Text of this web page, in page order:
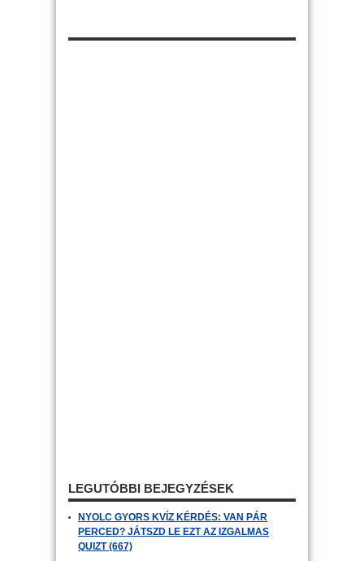
LEGUTÓBBI BEJEGYZÉSEK
NYOLC GYORS KVÍZ KÉRDÉS: VAN PÁR
PERCED? JÁTSZD LE EZT AZ IZGALMAS
QUIZT (667)